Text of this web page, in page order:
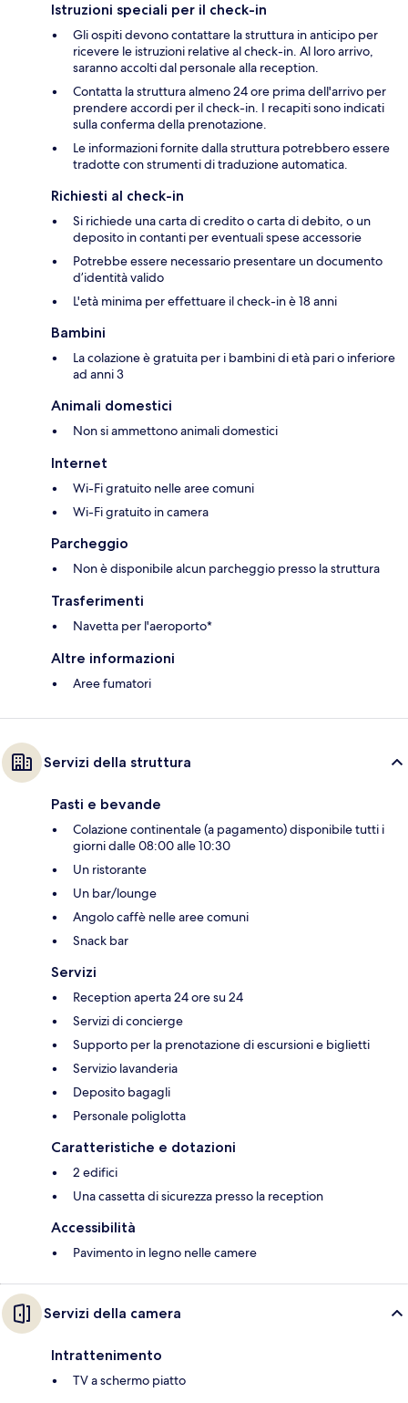
Istruzioni speciali per il check-in
Gli ospiti devono contattare la struttura in anticipo per
ricevere le istruzioni relative al check-in. Al loro arrivo,
saranno accolti dal personale alla reception.
Contatta la struttura almeno 24 ore prima dell'arrivo per
prendere accordi per il check-in. I recapiti sono indicati
sulla conferma della prenotazione.
Le informazioni fornite dalla struttura potrebbero essere
tradotte con strumenti di traduzione automatica.
Richiesti al check-in
Si richiede una carta di credito o carta di debito, o un
deposito in contanti per eventuali spese accessorie
Potrebbe essere necessario presentare un documento
d’identità valido
L'età minima per effettuare il check-in è 18 anni
Bambini
La colazione è gratuita per i bambini di età pari o inferiore
ad anni 3
Animali domestici
Non si ammettono animali domestici
Internet
Wi-Fi gratuito nelle aree comuni
Wi-Fi gratuito in camera
Parcheggio
Non è disponibile alcun parcheggio presso la struttura
Trasferimenti
Navetta per l'aeroporto*
Altre informazioni
Aree fumatori
Servizi della struttura
Pasti e bevande
Colazione continentale (a pagamento) disponibile tutti i
giorni dalle 08:00 alle 10:30
Un ristorante
Un bar/lounge
Angolo caffè nelle aree comuni
Snack bar
Servizi
Reception aperta 24 ore su 24
Servizi di concierge
Supporto per la prenotazione di escursioni e biglietti
Servizio lavanderia
Deposito bagagli
Personale poliglotta
Caratteristiche e dotazioni
2 edifici
Una cassetta di sicurezza presso la reception
Accessibilità
Pavimento in legno nelle camere
Servizi della camera
Intrattenimento
TV a schermo piatto